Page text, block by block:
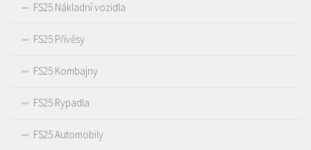
FS25 Nákladní vozidla
FS25 Přívěsy
FS25 Kombajny
FS25 Rypadla
FS25 Automobily